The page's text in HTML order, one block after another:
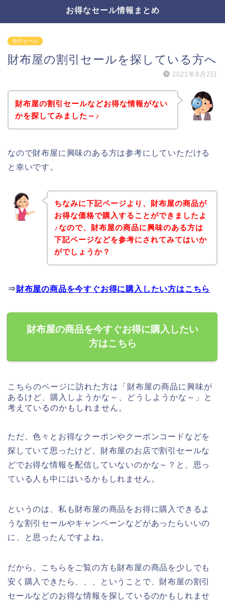
お得なセール情報まとめ
割引セール
財布屋の割引セールを探している方へ
2021年8月2日
財布屋の割引セールなどお得な情報がない
かを探してみました～♪
なので財布屋に興味のある方は参考にしていただける
と幸いです。
ちなみに下記ページより、財布屋の商品が
お得な価格で購入することができましたよ
♪なので、財布屋の商品に興味のある方は
下記ページなどを参考にされてみてはいか
がでしょうか？
⇒財布屋の商品を今すぐお得に購入したい方はこちら
財布屋の商品を今すぐお得に購入したい
方はこちら
こちらのページに訪れた方は「財布屋の商品に興味が
あるけど、購入しようかな～、どうしようかな～」と
考えているのかもしれません。
ただ、色々とお得なクーポンやクーポンコードなどを
探していて思ったけど、財布屋のお店で割引セールな
どでお得な情報を配信していないのかな～？と、思っ
ている人も中にはいるかもしれません。
というのは、私も財布屋の商品をお得に購入できるよ
うな割引セールやキャンペーンなどがあったらいいの
に、と思ったんですよね。
だから、こちらをご覧の方も財布屋の商品を少しでも
安く購入できたら、、、ということで、財布屋の割引
セールなどのお得な情報を探しているのかもしれませ